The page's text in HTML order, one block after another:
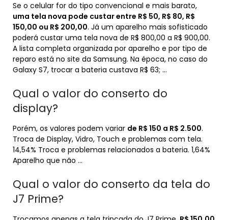
Se o celular for do tipo convencional e mais barato,
uma tela nova pode custar entre R$ 50, R$ 80, R$
150,00 ou R$ 200,00. Já um aparelho mais sofisticado
poderá custar uma tela nova de R$ 800,00 a R$ 900,00.
A lista completa organizada por aparelho e por tipo de
reparo está no site da Samsung. Na época, no caso do
Galaxy S7, trocar a bateria custava R$ 63; …
Qual o valor do conserto do
display?
Porém, os valores podem variar de R$ 150 a R$ 2.500.
Troca de Display, Vidro, Touch e problemas com tela.
14,54% Troca e problemas relacionados a bateria. 1,64%
Aparelho que não …
Qual o valor do conserto da tela do
J7 Prime?